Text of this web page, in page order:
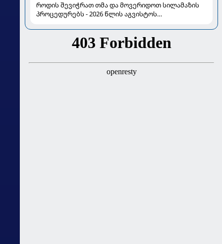
როდის შევიჭრათ თმა და მოვერიდოთ სილამაზის
პროცედურებს - 2026 წლის აგვისტოს
ასტროლოგიური გზამკვლევი